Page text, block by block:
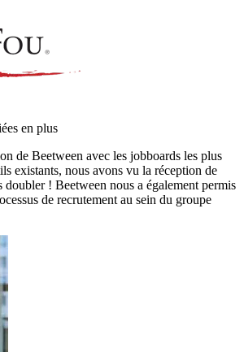
en plus
de Beetween avec les jobboards les plus
existants, nous avons vu la réception de
doubler ! Beetween nous a également permis
de recrutement au sein du groupe